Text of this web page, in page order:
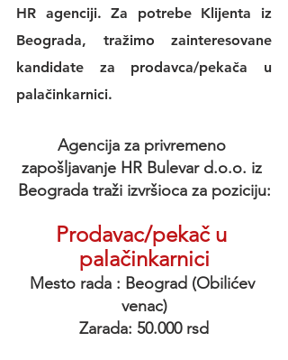
HR agenciji. Za potrebe Klijenta iz
Beograda, tražimo zainteresovane
kandidate za prodavca/pekača u
palačinkarnici.
Agencija za privremeno
zapošljavanje HR Bulevar d.o.o. iz
Beograda traži izvršioca za poziciju:
Prodavac/pekač u
palačinkarnici
Mesto rada : Beograd (Obilićev
venac)
Zarada: 50.000 rsd